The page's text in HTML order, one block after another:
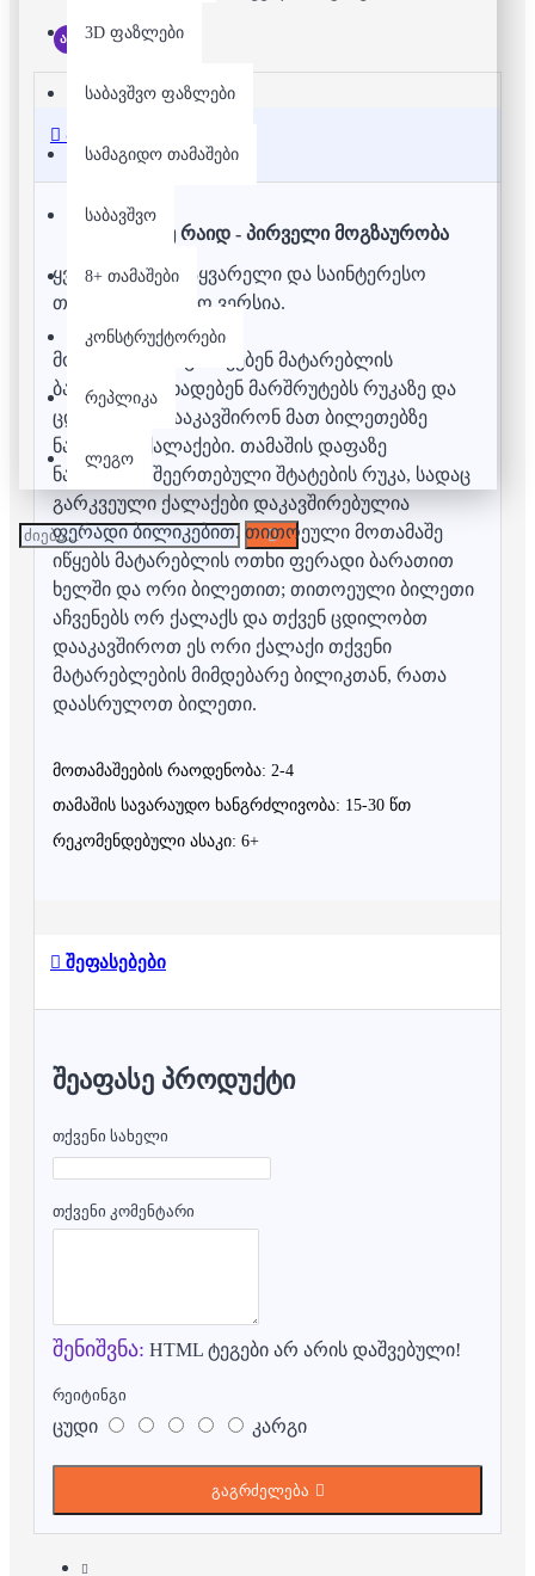
3D ფაზლები
საბავშვო ფაზლები
სამაგიდო თამაშები
საბავშვო
8+ თამაშები
კონსტრუქტორები
რეპლიკა
ლეგო
არ არის მარაგში
აღწერა
თიქეთ თუ რაიდ - პირველი მოგზაურობა
ყველასათვის საყვარელი და საინტერესო
თამაშის საბავშვო ვერსია.
მოთამაშეები აგროვებენ მატარებლის
ბარათებს, აცხადებენ მარშრუტებს რუკაზე და
ცდილობენ დააკავშირონ მათ ბილეთებზე
ნაჩვენები ქალაქები. თამაშის დაფაზე
ნაჩვენებია შეერთებული შტატების რუკა, სადაც
გარკვეული ქალაქები დაკავშირებულია
ფერადი ბილიკებით. თითოეული მოთამაშე
იწყებს მატარებლის ოთხი ფერადი ბარათით
ხელში და ორი ბილეთით; თითოეული ბილეთი
აჩვენებს ორ ქალაქს და თქვენ ცდილობთ
დააკავშიროთ ეს ორი ქალაქი თქვენი
მატარებლების მიმდებარე ბილიკთან, რათა
დაასრულოთ ბილეთი.
მოთამაშეების რაოდენობა: 2-4
თამაშის სავარაუდო ხანგრძლივობა: 15-30 წთ
რეკომენდებული ასაკი: 6+
შეფასებები
ᲨᲔᲐᲤᲐᲡᲔ ᲞᲠᲝᲓᲣᲥᲢᲘ
თქვენი სახელი
თქვენი კომენტარი
შენიშვნა: HTML ტეგები არ არის დაშვებული!
რეიტინგი
ცუდი კარგი
გაგრძელება